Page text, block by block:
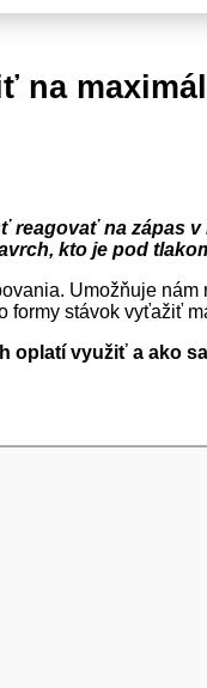
na
na zápas
kto je pod
Umožňuje
formy stávok vyťažiť
oplatí využiť a ako